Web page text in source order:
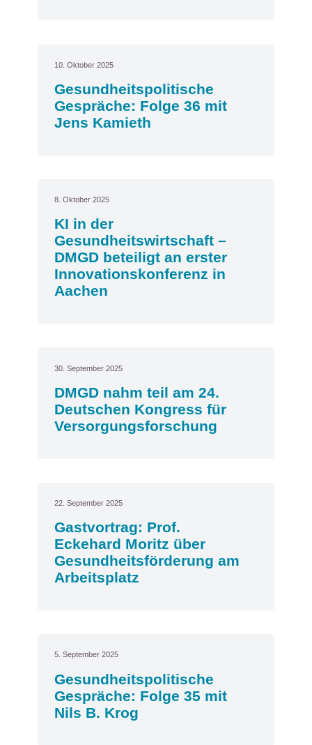
10. Oktober 2025
Gesundheitspolitische
Gespräche: Folge 36 mit
Jens Kamieth
8. Oktober 2025
KI in der
Gesundheitswirtschaft –
DMGD beteiligt an erster
Innovationskonferenz in
Aachen
30. September 2025
DMGD nahm teil am 24.
Deutschen Kongress für
Versorgungsforschung
22. September 2025
Gastvortrag: Prof.
Eckehard Moritz über
Gesundheitsförderung am
Arbeitsplatz
5. September 2025
Gesundheitspolitische
Gespräche: Folge 35 mit
Nils B. Krog